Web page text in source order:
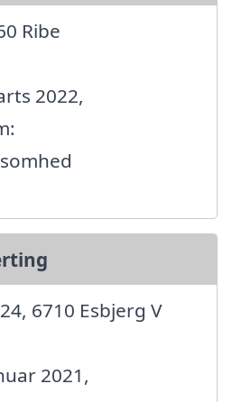
Ribe
2022,
6710 Esbjerg V
2021,